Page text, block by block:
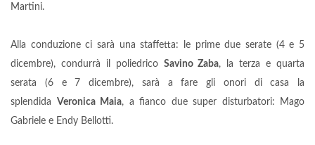
Martini.
Alla conduzione ci sarà una staffetta: le prime due serate (4 e 5
dicembre), condurrà il poliedrico Savino Zaba, la terza e quarta
serata (6 e 7 dicembre), sarà a fare gli onori di casa la
splendida Veronica Maia, a fianco due super disturbatori: Mago
Gabriele e Endy Bellotti.